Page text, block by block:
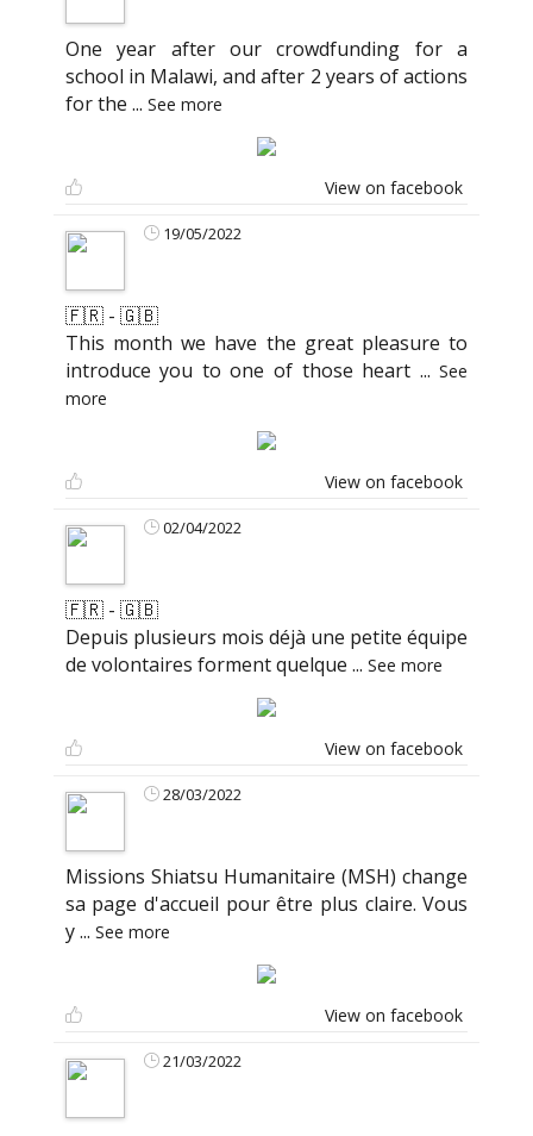
One year after our crowdfunding for a
school in Malawi, and after 2 years of actions
for the ... See more
View on facebook
19/05/2022
🇫🇷 - 🇬🇧
This month we have the great pleasure to
introduce you to one of those heart ...See
more
View on facebook
02/04/2022
🇫🇷 - 🇬🇧
Depuis plusieurs mois déjà une petite équipe
de volontaires forment quelque ... See more
View on facebook
28/03/2022
Missions Shiatsu Humanitaire (MSH) change
sa page d'accueil pour être plus claire. Vous
y... See more
View on facebook
21/03/2022